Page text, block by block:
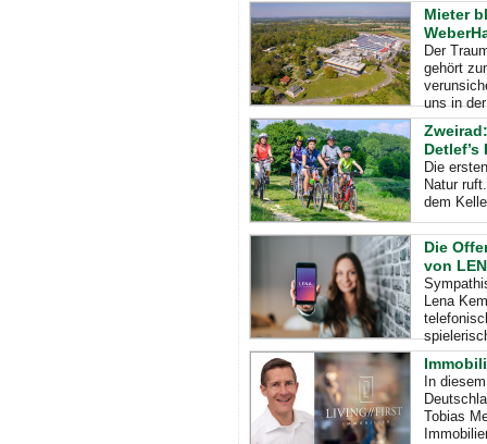
Mieter
Der
gehört
uns in
Die
Natur
dem
Die
von
Lena
In
Tobias